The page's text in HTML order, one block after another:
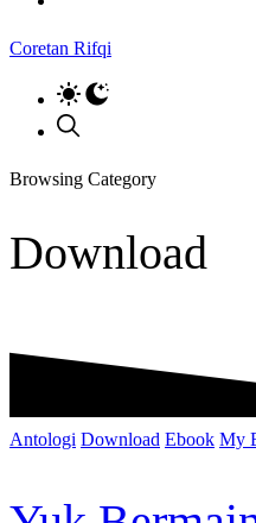
Coretan Rifqi
Browsing Category
Download
Antologi Download Ebook My